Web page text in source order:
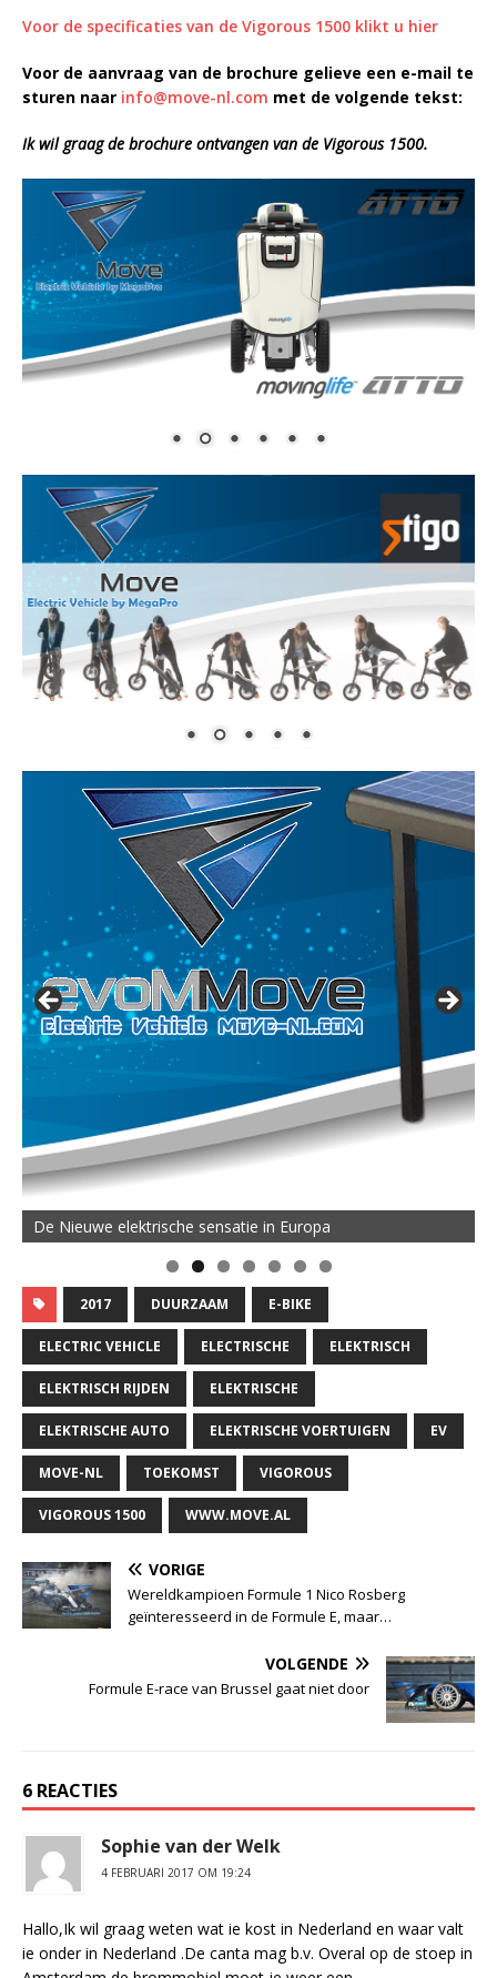
Voor de specificaties van de Vigorous 1500 klikt u hier
Voor de aanvraag van de brochure gelieve een e-mail te
sturen naar info@move-nl.com met de volgende tekst:
Ik wil graag de brochure ontvangen van de Vigorous 1500.
De Nieuwe elektrische sensatie in Europa
2017 DUURZAAM E-BIKE
ELECTRIC VEHICLE ELECTRISCHE ELEKTRISCH
ELEKTRISCH RIJDEN ELEKTRISCHE
ELEKTRISCHE AUTO ELEKTRISCHE VOERTUIGEN EV
MOVE-NL TOEKOMST VIGOROUS
VIGOROUS 1500 WWW.MOVE.AL
VORIGE
Wereldkampioen Formule 1 Nico Rosberg
geïnteresseerd in de Formule E, maar…
VOLGENDE
Formule E-race van Brussel gaat niet door
6 REACTIES
Sophie van der Welk
4 FEBRUARI 2017 OM 19:24
Hallo,Ik wil graag weten wat ie kost in Nederland en waar valt
ie onder in Nederland .De canta mag b.v. Overal op de stoep in